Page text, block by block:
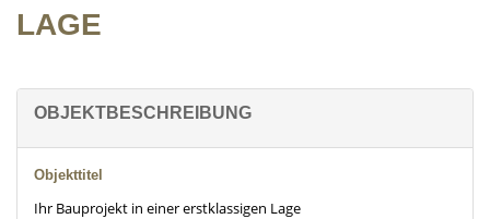
LAGE
OBJEKTBESCHREIBUNG
Objekttitel
Ihr Bauprojekt in einer erstklassigen Lage